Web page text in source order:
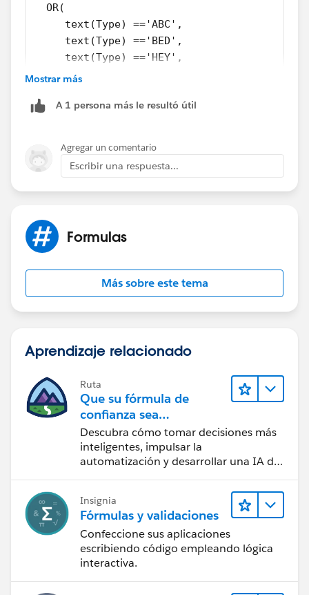
  OR(
     text(Type) =='ABC',
     text(Type) =='BED',
     text(Type) =='HEY',
     text(Type) =='NHD',
    ),
   OR(
text(Contact_Title__c) =='Tier
text(Contact_Title+__c) =='Tier
text(Contact_Title__c) =='Tier
      ),
Mostrar más
A 1 persona más le resultó útil
Agregar un comentario
Escribir una respuesta...
Formulas
Más sobre este tema
Aprendizaje relacionado
Ruta
Que su fórmula de
confianza sea
CRM + IA + Datos
Descubra cómo tomar decisiones más
inteligentes, impulsar la
automatización y desarrollar una IA de
Salesforce.
Insignia
Fórmulas y validaciones
Confeccione sus aplicaciones
escribiendo código empleando lógica
interactiva.